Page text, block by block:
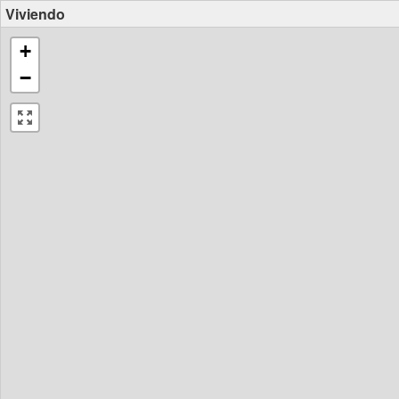
Viviendo
+
−